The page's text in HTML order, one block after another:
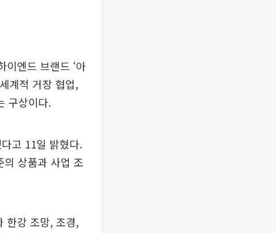
이엔드 브랜드 ‘아
계적 거장 협업,
구상이다.
고 11일 밝혔다.
의 상품과 사업 조
한강 조망, 조경,